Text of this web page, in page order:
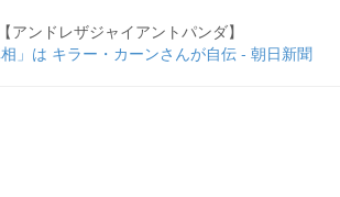
ンドレザジャイアントパンダ】
」は キラー・カーンさんが自伝 - 朝日新聞